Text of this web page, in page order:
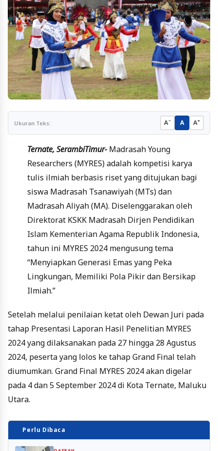
Ukuran Teks: A− A A+
Ternate, SerambiTimur- Madrasah Young
Researchers (MYRES) adalah kompetisi karya
tulis ilmiah berbasis riset yang ditujukan bagi
siswa Madrasah Tsanawiyah (MTs) dan
Madrasah Aliyah (MA). Diselenggarakan oleh
Direktorat KSKK Madrasah Dirjen Pendidikan
Islam Kementerian Agama Republik Indonesia,
tahun ini MYRES 2024 mengusung tema
“Menyiapkan Generasi Emas yang Peka
Lingkungan, Memiliki Pola Pikir dan Bersikap
Ilmiah.”
Setelah melalui penilaian ketat oleh Dewan Juri pada
tahap Presentasi Laporan Hasil Penelitian MYRES
2024 yang dilaksanakan pada 27 hingga 28 Agustus
2024, peserta yang lolos ke tahap Grand Final telah
diumumkan. Grand Final MYRES 2024 akan digelar
pada 4 dan 5 September 2024 di Kota Ternate, Maluku
Utara.
Perlu Dibaca